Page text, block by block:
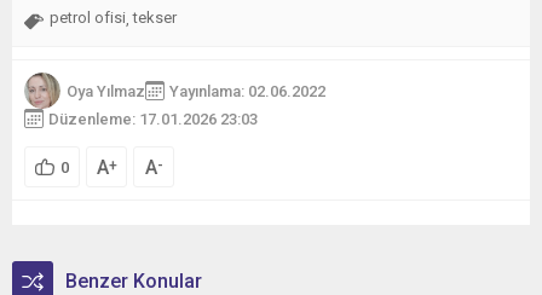
petrol ofisi,tekser
Oya Yılmaz
Yayınlama: 02.06.2022
Düzenleme: 17.01.2026 23:03
0 A+ A-
Benzer Konular